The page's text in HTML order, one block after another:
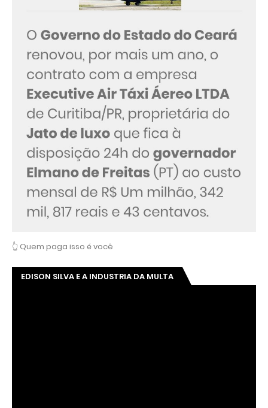
👆 Quem paga isso é você
EDISON SILVA E A INDUSTRIA DA MULTA